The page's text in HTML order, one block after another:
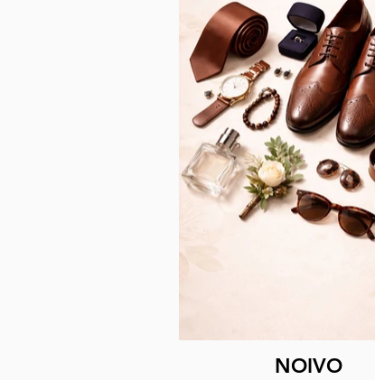
NOIVO